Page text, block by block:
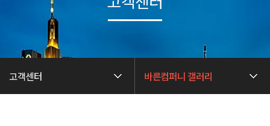
고객센터 바른컴퍼니 갤러리